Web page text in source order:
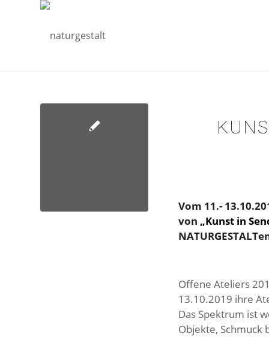
Vom 11.-
von „Kunst in
Offene Ateliers
13.10.2019 ihre
Das Spektrum ist
Objekte,